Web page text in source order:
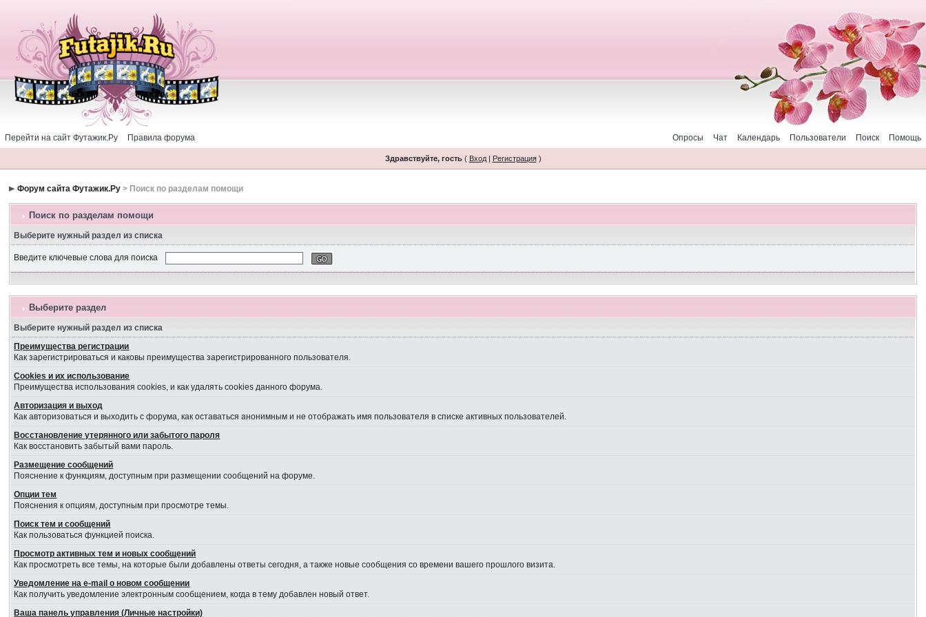
Перейти на сайт Футажик.Ру Правила форума Помощь
Поиск
Пользователи
Календарь
Чат
Опросы
Здравствуйте, гость( Вход| Регистрация)
Форум сайта Футажик.Ру > Поиск по разделам помощи
Поиск по разделам помощи
Выберите нужный раздел из списка
Введите ключевые слова для поиска
Выберите раздел
Выберите нужный раздел из списка
Преимущества регистрации
Как зарегистрироваться и каковы преимущества зарегистрированного пользователя.
Cookies и их использование
Преимущества использования cookies, и как удалять cookies данного форума.
Авторизация и выход
Как авторизоваться и выходить с форума, как оставаться анонимным и не отображать имя пользователя в списке активных пользователей.
Восстановление утерянного или забытого пароля
Как восстановить забытый вами пароль.
Размещение сообщений
Пояснение к функциям, доступным при размещении сообщений на форуме.
Опции тем
Пояснения к опциям, доступным при просмотре темы.
Поиск тем и сообщений
Как пользоваться функцией поиска.
Просмотр активных тем и новых сообщений
Как просмотреть все темы, на которые были добавлены ответы сегодня, а также новые сообщения со времени вашего прошлого визита.
Уведомление на е-mail о новом сообщении
Как получить уведомление электронным сообщением, когда в тему добавлен новый ответ.
Ваша панель управления (Личные настройки)